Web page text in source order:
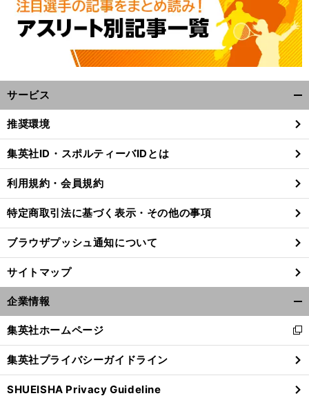
サービス
閉
る
推奨環境
集英社ID・スポルティーバIDとは
利用規約・会員規約
特定商取引法に基づく表示・その他の事項
ブラウザプッシュ通知について
サイトマップ
企業情報
閉
る
集英社ホームページ
新
し
い
ウ
ィ
集英社プライバシーガイドライン
SHUEISHA Privacy Guideline